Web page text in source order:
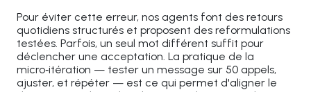
Pour éviter cette erreur, nos agents font des retours
quotidiens structurés et proposent des reformulations
testées. Parfois, un seul mot différent suffit pour
déclencher une acceptation. La pratique de la
micro‑itération — tester un message sur 50 appels,
ajuster, et répéter — est ce qui permet d'aligner le